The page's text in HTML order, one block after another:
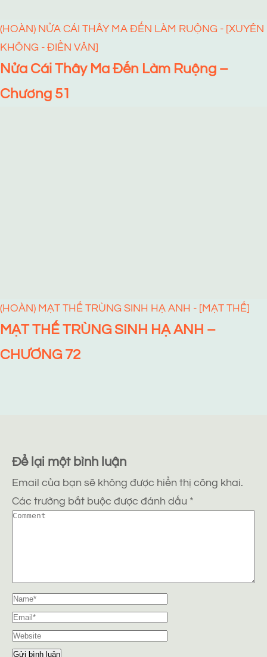
(HOÀN) NỬA CÁI THÂY MA ĐẾN LÀM RUỘNG - [XUYÊN
KHÔNG - ĐIỀN VĂN]
Nửa Cái Thây Ma Đến Làm Ruộng –
Chương 51
(HOÀN) MẠT THẾ TRÙNG SINH HẠ ANH - [MẠT THẾ]
MẠT THẾ TRÙNG SINH HẠ ANH –
CHƯƠNG 72
Để lại một bình luận
Email của bạn sẽ không được hiển thị công khai.
Các trường bắt buộc được đánh dấu *